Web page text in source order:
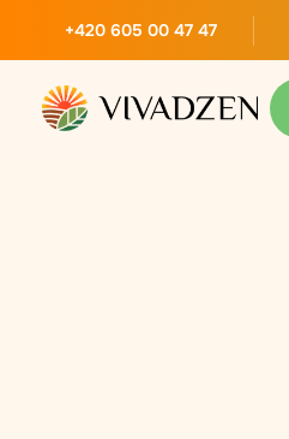
+420 605 00 47 47